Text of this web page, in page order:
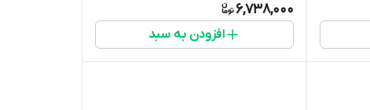
6,738,000
افزودن به سبد